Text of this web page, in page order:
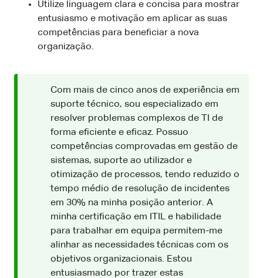
Utilize linguagem clara e concisa para mostrar
entusiasmo e motivação em aplicar as suas
competências para beneficiar a nova
organização.
Com mais de cinco anos de experiência em
suporte técnico, sou especializado em
resolver problemas complexos de TI de
forma eficiente e eficaz. Possuo
competências comprovadas em gestão de
sistemas, suporte ao utilizador e
otimização de processos, tendo reduzido o
tempo médio de resolução de incidentes
em 30% na minha posição anterior. A
minha certificação em ITIL e habilidade
para trabalhar em equipa permitem-me
alinhar as necessidades técnicas com os
objetivos organizacionais. Estou
entusiasmado por trazer estas